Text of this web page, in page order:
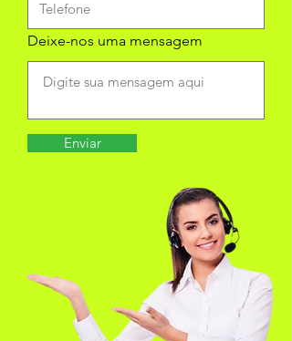
Deixe-nos uma mensagem
Enviar